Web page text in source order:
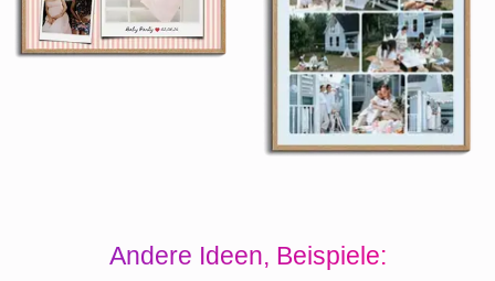
Andere Ideen, Beispiele: